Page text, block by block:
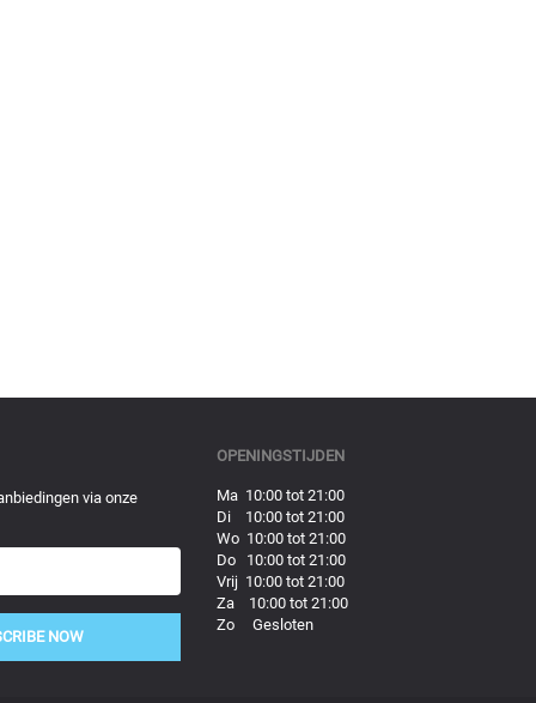
via onze
NOW
OPENINGSTIJDEN
Ma 10:00 tot 21:00
Di 10:00 tot 21:00
Wo 10:00 tot 21:00
Do 10:00 tot 21:00
Vrij 10:00 tot 21:00
Za 10:00 tot 21:00
Zo Gesloten